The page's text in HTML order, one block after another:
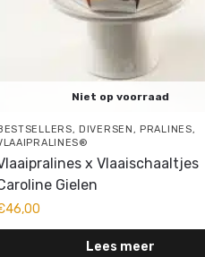
Niet op voorraad
, DIVERSEN, PRALINES,
x Vlaaischaaltjes
Gielen
46,00
Lees meer